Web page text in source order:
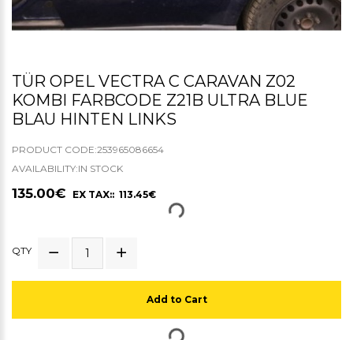
TÜR OPEL VECTRA C CARAVAN Z02
KOMBI FARBCODE Z21B ULTRA BLUE
BLAU HINTEN LINKS
PRODUCT CODE:253965086654
AVAILABILITY:IN STOCK
135.00€ EX TAX:: 113.45€
QTY
Add to Cart